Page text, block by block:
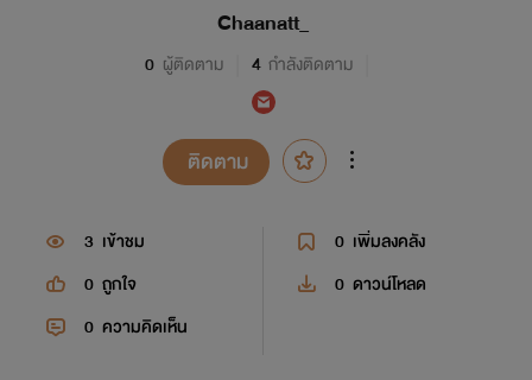
Chaanatt_
0 ผู้ติดตาม 4 กำลังติดตาม
ติดตาม
3 เข้าชม 0 เพิ่มลงคลัง
0 ถูกใจ 0 ดาวน์โหลด
0 ความคิดเห็น